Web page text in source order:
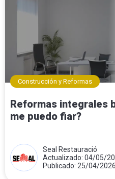
Construcción y Reformas
Reformas integrales
me puedo fiar?
Seal Restauració
Actualizado: 04/05/
Publicado: 25/04/2026